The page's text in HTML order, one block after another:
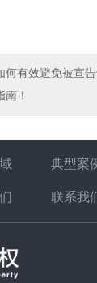
何有效避免被宣
！
典型案
联系我